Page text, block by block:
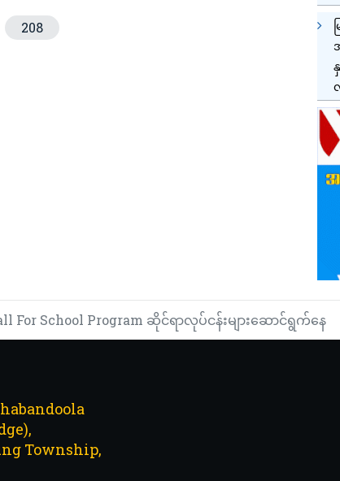
208
က်ရိုက်)
ာင်္ကျားလေး ၃၇၀ ကျော်နှင့် ကာကွယ်စောင့်ရှောက်ရန်လိုအပ်သော က
For School Program ဆိုင်ရာလုပ်ငန်းများဆောင်ရွက်နေ
Township,